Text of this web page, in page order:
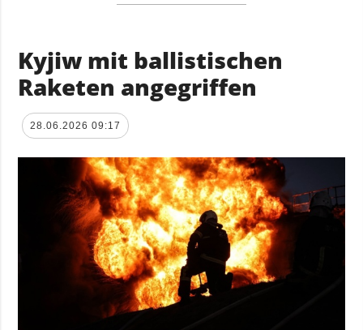
Kyjiw mit ballistischen
Raketen angegriffen
28.06.2026 09:17